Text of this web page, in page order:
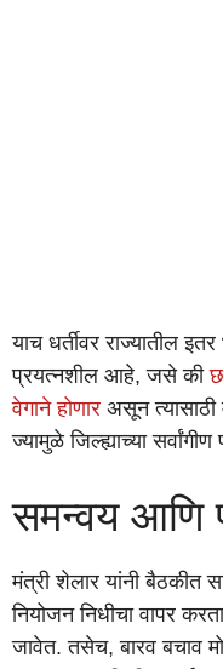
याच धर्तीवर राज्यातील
प्रयत्नशील आहे, जसे की
वेगाने होणार असून
ज्यामुळे जिल्ह्याच्या
समन्वय आणि
मंत्री शेलार यांनी बैठकीत
नियोजन निधीचा वापर
जावेत. तसेच, बारव बचाव